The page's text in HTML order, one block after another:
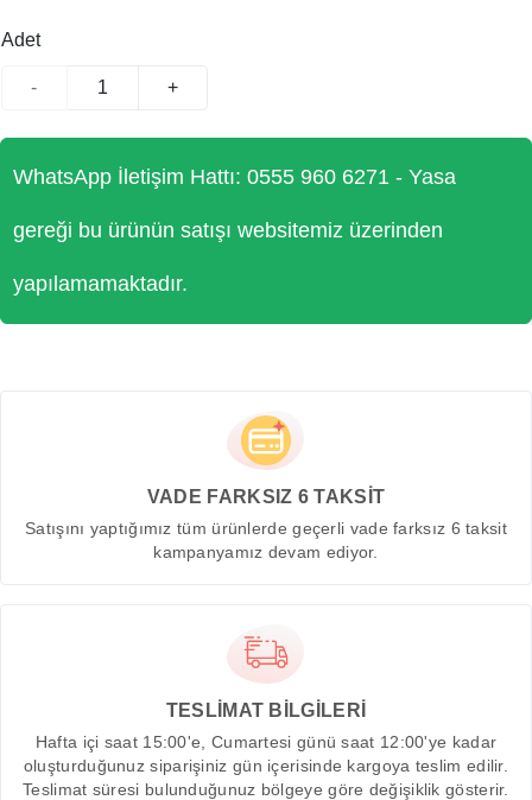
Adet
- +
WhatsApp İletişim Hattı: 0555 960 6271 - Yasa
gereği bu ürünün satışı websitemiz üzerinden
yapılamamaktadır.
VADE FARKSIZ 6 TAKSİT
Satışını yaptığımız tüm ürünlerde geçerli vade farksız 6 taksit
kampanyamız devam ediyor.
TESLİMAT BİLGİLERİ
Hafta içi saat 15:00'e, Cumartesi günü saat 12:00'ye kadar
oluşturduğunuz siparişiniz gün içerisinde kargoya teslim edilir.
Teslimat süresi bulunduğunuz bölgeye göre değişiklik gösterir.